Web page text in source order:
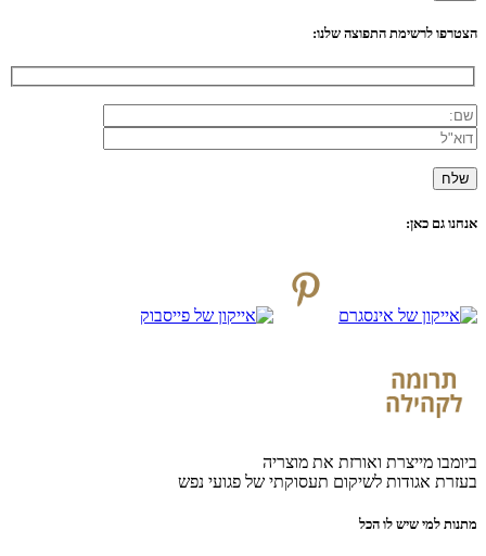
הצטרפו לרשימת התפוצה שלנו:
אנחנו גם כאן:
ביומבו מייצרת ואורזת את מוצריה
בעזרת אגודות לשיקום תעסוקתי של פגועי נפש
מתנות למי שיש לו הכל